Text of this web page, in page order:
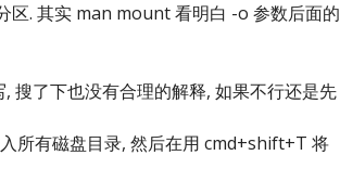
区. 其实 man mount 看明白 -o 参数后面的
了下也没有合理的解释, 如果不行还是先
所有磁盘目录, 然后在用 cmd+shift+T 将